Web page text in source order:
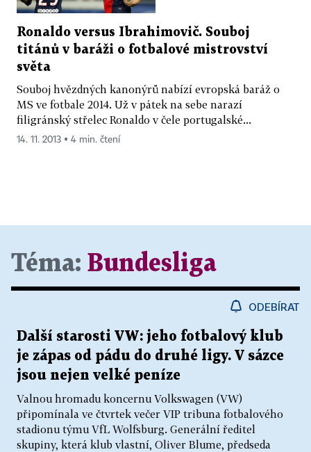
Ronaldo versus Ibrahimovič. Souboj
titánů v baráži o fotbalové mistrovství
světa
Souboj hvězdných kanonýrů nabízí evropská baráž o
MS ve fotbale 2014. Už v pátek na sebe narazí
filigránský střelec Ronaldo v čele portugalské...
14. 11. 2013 ▪ 4 min. čtení
Téma: Bundesliga
ODEBÍRAT
Další starosti VW: jeho fotbalový klub
je zápas od pádu do druhé ligy. V sázce
jsou nejen velké peníze
Valnou hromadu koncernu Volkswagen (VW)
připomínala ve čtvrtek večer VIP tribuna fotbalového
stadionu týmu VfL Wolfsburg. Generální ředitel
skupiny, která klub vlastní, Oliver Blume, předseda